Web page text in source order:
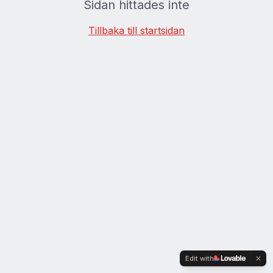
Sidan hittades inte
Tillbaka till startsidan
Edit with